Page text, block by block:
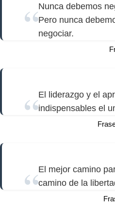
Nunca debemos
Pero nunca
negociar.
El liderazgo y el
indispensables el
El mejor camino
camino de la